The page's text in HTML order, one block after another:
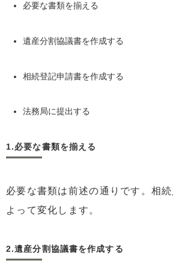
必要な書類を揃える
遺産分割協議書を作成する
相続登記申請書を作成する
法務局に提出する
1.必要な書類を揃える
必要な書類は前述の通りです。相
よって変化します。
2.遺産分割協議書を作成する